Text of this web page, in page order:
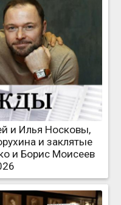
и Илья Носковы,
и заклятые
и Борис Моисеев